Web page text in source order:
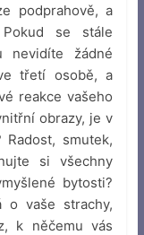
podprahově, a
se stále
nevidíte žádné
třetí osobě, a
reakce vašeho
obrazy, je v
smutek,
si všechny
bytosti?
o vaše strachy,
k něčemu vás